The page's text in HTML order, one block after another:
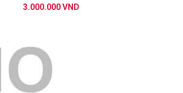
3.000.000 VND